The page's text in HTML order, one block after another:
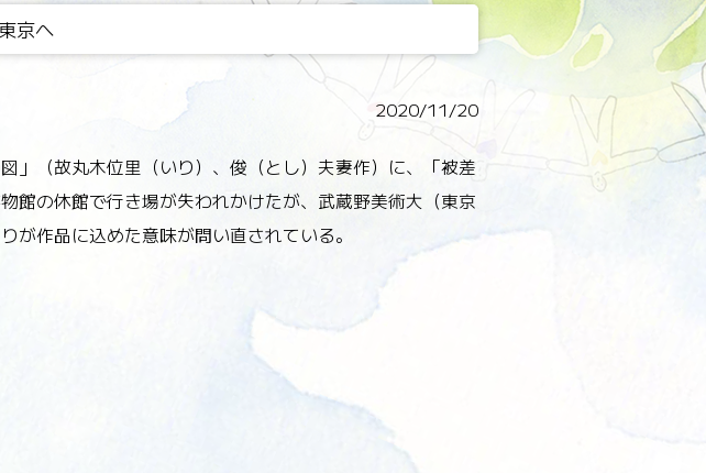
京へ
2020/11/20
」（故丸木位里（いり）、俊（とし）夫妻作）に、「被差
館の休館で行き場が失われかけたが、武蔵野美術大（東京
作品に込めた意味が問い直されている。